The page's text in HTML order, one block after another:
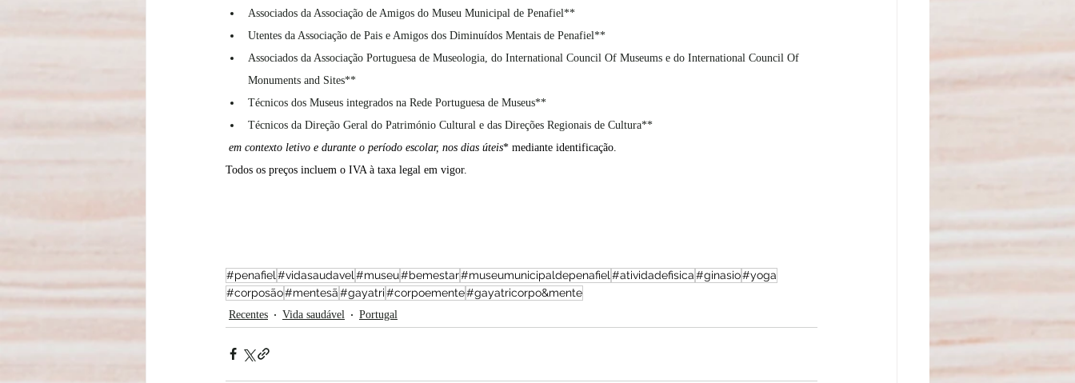
Associados da Associação de Amigos do Museu Municipal de Penafiel**
Utentes da Associação de Pais e Amigos dos Diminuídos Mentais de Penafiel**
Associados da Associação Portuguesa de Museologia, do International Council Of Museums e do International Council Of
Monuments and Sites**
Técnicos dos Museus integrados na Rede Portuguesa de Museus**
Técnicos da Direção Geral do Património Cultural e das Direções Regionais de Cultura**
em contexto letivo e durante o período escolar, nos dias úteis* mediante identificação.
Todos os preços incluem o IVA à taxa legal em vigor.
#penafiel #vidasaudavel #museu#bemestar#museumunicipaldepenafiel #atividadefisica#ginasio#yoga
#corposão#mentesã#gayatri#corpoemente#gayatricorpo&mente
Recentes Vida saudável Portugal